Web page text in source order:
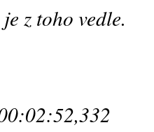
z toho vedle.